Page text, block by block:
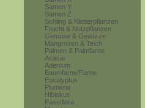
Samen Y
Samen Z
Schling & Kletterpflanzen
Frucht & Nutzpflanzen
Gemüse & Gewürze
Mangroven & Teich
Palmen & Palmfarne
Acacia
Adenium
Baumfarne/Farne
Eucalyptus
Plumeria
Hibiskus
Passiflora